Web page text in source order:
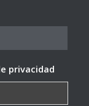
privacidad